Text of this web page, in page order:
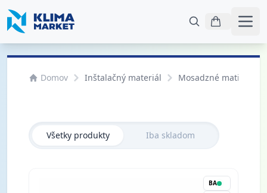
Domov Inštalačný materiál Mosadzné matice,
Všetky produkty Iba skladom
BA